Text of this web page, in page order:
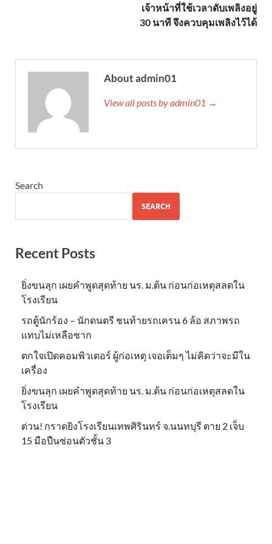
เจ้าหน้าที่ใช้เวลาดับเพลิงอยู่
30 นาที จึงควบคุมเพลิงไว้ได้
About admin01
View all posts by admin01 →
Search
SEARCH
Recent Posts
ยิ่งขนลุก เผยคำพูดสุดท้าย นร. ม.ต้น ก่อนก่อเหตุสลดใน
โรงเรียน
รถตู้นักร้อง – นักดนตรี ชนท้ายรถเครน 6 ล้อ สภาพรถ
แทบไม่เหลือซาก
ตกใจเปิดคอมพิวเตอร์ ผู้ก่อเหตุ เจอเต็มๆ ไม่คิดว่าจะมีใน
เครื่อง
ยิ่งขนลุก เผยคำพูดสุดท้าย นร. ม.ต้น ก่อนก่อเหตุสลดใน
โรงเรียน
ด่วน! กราดยิงโรงเรียนเทพศิรินทร์ จ.นนทบุรี ตาย 2 เจ็บ
15 มือปืนซ่อนตัวชั้น 3